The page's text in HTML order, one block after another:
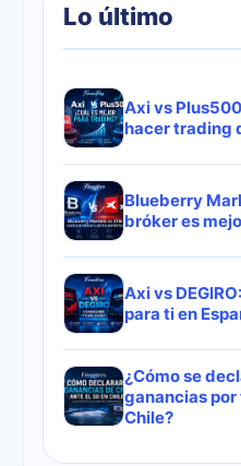
Lo último
Axi vs
hacer trading
Blueberry
bróker es
Axi vs
para ti en
¿Cómo se
ganancias por
Chile?